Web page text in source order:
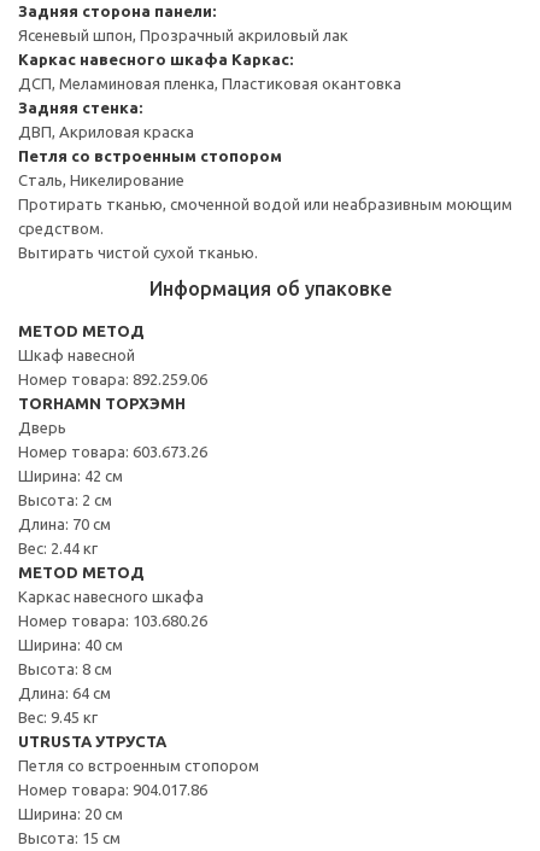
Задняя сторона панели:
Ясеневый шпон, Прозрачный акриловый лак
Каркас навесного шкафа Каркас:
ДСП, Меламиновая пленка, Пластиковая окантовка
Задняя стенка:
ДВП, Акриловая краска
Петля со встроенным стопором
Сталь, Никелирование
Протирать тканью, смоченной водой или неабразивным моющим
средством.
Вытирать чистой сухой тканью.
Информация об упаковке
METOD МЕТОД
Шкаф навесной
Номер товара: 892.259.06
TORHAMN ТОРХЭМН
Дверь
Номер товара: 603.673.26
Ширина: 42 см
Высота: 2 см
Длина: 70 см
Вес: 2.44 кг
METOD МЕТОД
Каркас навесного шкафа
Номер товара: 103.680.26
Ширина: 40 см
Высота: 8 см
Длина: 64 см
Вес: 9.45 кг
UTRUSTA УТРУСТА
Петля со встроенным стопором
Номер товара: 904.017.86
Ширина: 20 см
Высота: 15 см